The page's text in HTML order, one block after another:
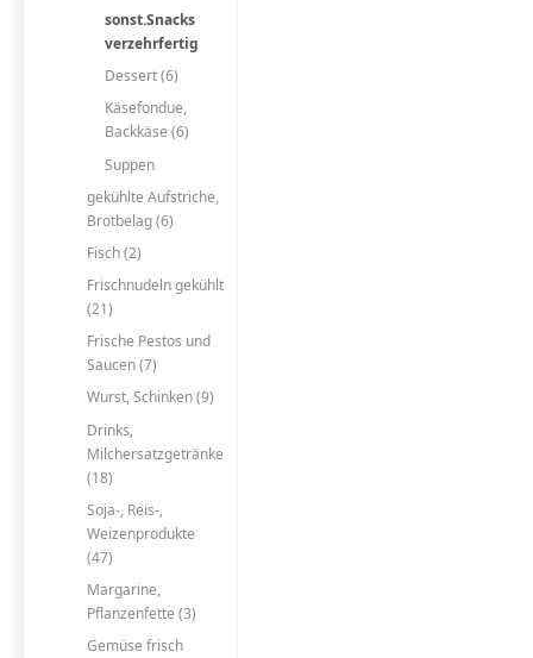
sonst.Snacks
verzehrfertig
Dessert (6)
Käsefondue,
Backkäse (6)
Suppen
gekühlte Aufstriche,
Brotbelag (6)
Fisch (2)
Frischnudeln gekühlt
(21)
Frische Pestos und
Saucen (7)
Wurst, Schinken (9)
Drinks,
Milchersatzgetränke
(18)
Soja-, Reis-,
Weizenprodukte
(47)
Margarine,
Pflanzenfette (3)
Gemüse frisch